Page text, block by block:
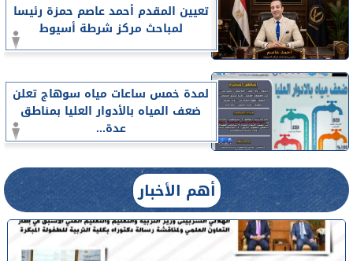
تعيين المقدم أحمد عاصم حمزة رئيسا
لمباحث مركز شرطة أسيوط
لمدة خمس ساعات مياه سوهاج تعلن
ضعف المياه بالأدوار العليا بمناطق
عدة...
أهم الأخبار